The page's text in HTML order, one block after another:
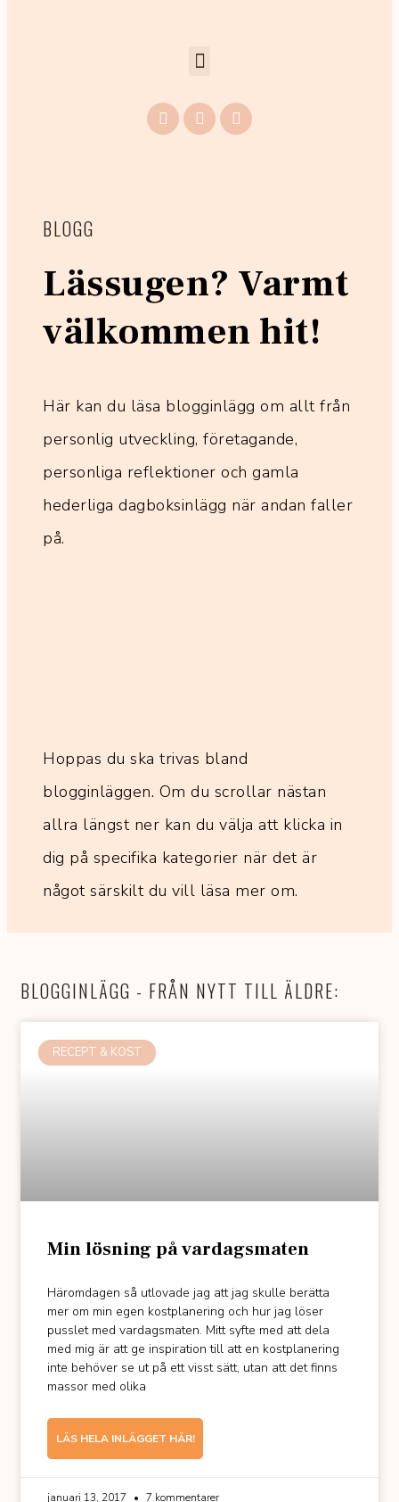
BLOGG
Lässugen? Varmt
välkommen hit!
Här kan du läsa blogginlägg om allt från
personlig utveckling, företagande,
personliga reflektioner och gamla
hederliga dagboksinlägg när andan faller
på.
Hoppas du ska trivas bland
blogginläggen. Om du scrollar nästan
allra längst ner kan du välja att klicka in
dig på specifika kategorier när det är
något särskilt du vill läsa mer om.
BLOGGINLÄGG - FRÅN NYTT TILL ÄLDRE:
RECEPT & KOST
Min lösning på vardagsmaten
Häromdagen så utlovade jag att jag skulle berätta
mer om min egen kostplanering och hur jag löser
pusslet med vardagsmaten. Mitt syfte med att dela
med mig är att ge inspiration till att en kostplanering
inte behöver se ut på ett visst sätt, utan att det finns
massor med olika
LÄS HELA INLÄGGET HÄR!
januari 13, 2017 7 kommentarer